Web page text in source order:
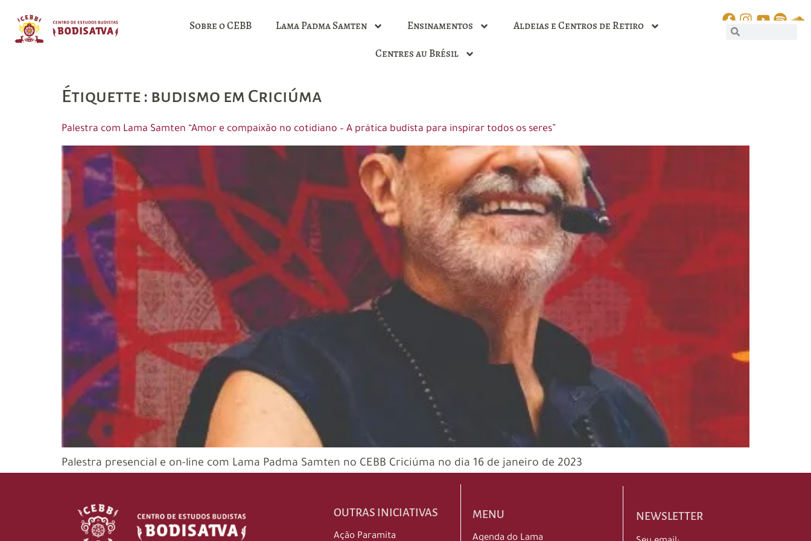
Sobre o CEBB Lama Padma Samten Ensinamentos
Aldeias e Centros de Retiro
Centres au Brésil
Étiquette : budismo em Criciúma
Palestra com Lama Samten “Amor e compaixão no cotidiano – A prática budista para inspirar todos os seres”
Palestra presencial e on-line com Lama Padma Samten no CEBB Criciúma no dia 16 de janeiro de 2023
OUTRAS INICIATIVAS
Ação Paramita
MENU
Agenda do Lama
NEWSLETTER